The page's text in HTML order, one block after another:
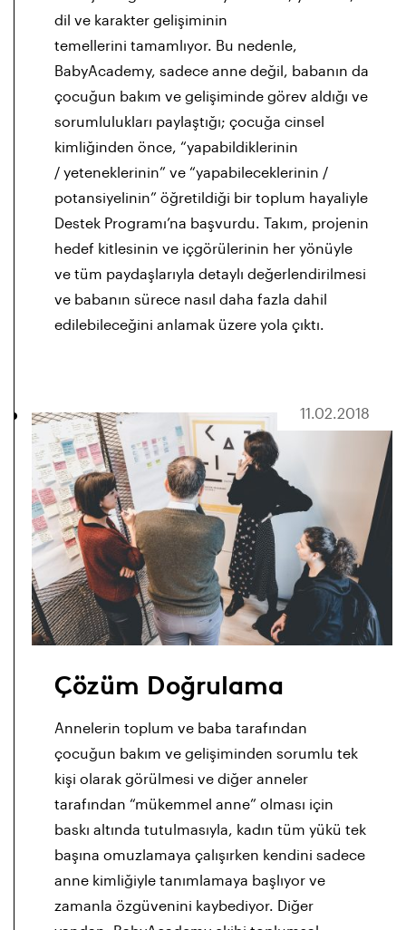
dil ve karakter gelişiminin
temellerini tamamlıyor. Bu nedenle,
BabyAcademy, sadece anne değil, babanın da
çocuğun bakım ve gelişiminde görev aldığı ve
sorumlulukları paylaştığı; çocuğa cinsel
kimliğinden önce, “yapabildiklerinin
/ yeteneklerinin” ve “yapabileceklerinin /
potansiyelinin” öğretildiği bir toplum hayaliyle
Destek Programı’na başvurdu. Takım, projenin
hedef kitlesinin ve içgörülerinin her yönüyle
ve tüm paydaşlarıyla detaylı değerlendirilmesi
ve babanın sürece nasıl daha fazla dahil
edilebileceğini anlamak üzere yola çıktı.
11.02.2018
Çözüm Doğrulama
Annelerin toplum ve baba tarafından
çocuğun bakım ve gelişiminden sorumlu tek
kişi olarak görülmesi ve diğer anneler
tarafından “mükemmel anne” olması için
baskı altında tutulmasıyla, kadın tüm yükü tek
başına omuzlamaya çalışırken kendini sadece
anne kimliğiyle tanımlamaya başlıyor ve
zamanla özgüvenini kaybediyor. Diğer